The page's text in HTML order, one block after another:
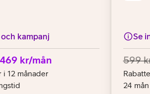
kampanj
469 kr/mån
i 12 månader
Se
599
24